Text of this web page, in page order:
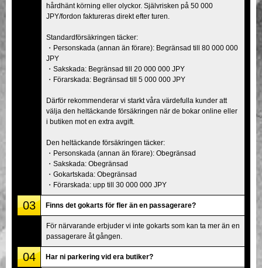
hårdhänt körning eller olyckor. Självrisken på 50 000
JPY/fordon faktureras direkt efter turen.
Standardförsäkringen täcker:
・Personskada (annan än förare): Begränsad till 80 000 000
JPY
・Sakskada: Begränsad till 20 000 000 JPY
・Förarskada: Begränsad till 5 000 000 JPY
Därför rekommenderar vi starkt våra värdefulla kunder att
välja den heltäckande försäkringen när de bokar online eller
i butiken mot en extra avgift.
Den heltäckande försäkringen täcker:
・Personskada (annan än förare): Obegränsad
・Sakskada: Obegränsad
・Gokartskada: Obegränsad
・Förarskada: upp till 30 000 000 JPY
03 Finns det gokarts för fler än en passagerare?
För närvarande erbjuder vi inte gokarts som kan ta mer än en
passagerare åt gången.
04 Har ni parkering vid era butiker?